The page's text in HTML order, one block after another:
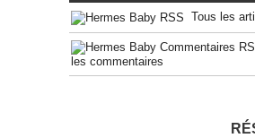
Tous les
les commentaires